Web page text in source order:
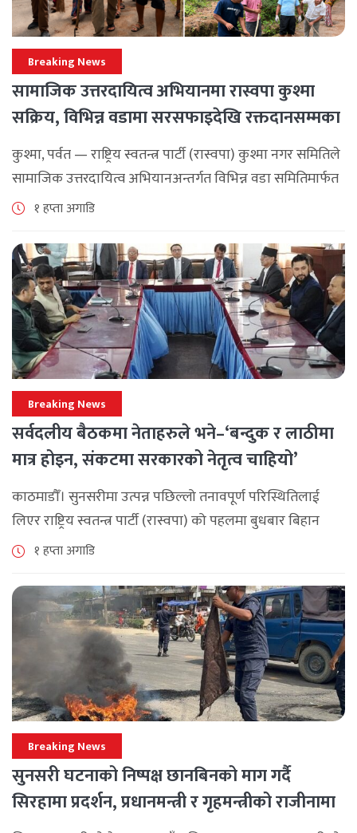
Breaking News
सामाजिक उत्तरदायित्व अभियानमा रास्वपा कुश्मा
सक्रिय, विभिन्न वडामा सरसफाइदेखि रक्तदानसम्मका
कार्यक्रम
कुश्मा, पर्वत — राष्ट्रिय स्वतन्त्र पार्टी (रास्वपा) कुश्मा नगर समितिले
सामाजिक उत्तरदायित्व अभियानअन्तर्गत विभिन्न वडा समितिमार्फत
समुदाय केन्द्रित र सेवामूलक कार्यक्रम सञ्चालन गरिरहेको जनाएको
१ हप्ता अगाडि
Breaking News
सर्वदलीय बैठकमा नेताहरुले भने–‘बन्दुक र लाठीमा
मात्र होइन, संकटमा सरकारको नेतृत्व चाहियो’
काठमाडौँ। सुनसरीमा उत्पन्न पछिल्लो तनावपूर्ण परिस्थितिलाई
लिएर राष्ट्रिय स्वतन्त्र पार्टी (रास्वपा) को पहलमा बुधबार बिहान
सिंहदरबारमा सर्वदलीय बैठक जारी छ। रास्वपाका सभापति रवि
१ हप्ता अगाडि
Breaking News
सुनसरी घटनाको निष्पक्ष छानबिनको माग गर्दै
सिरहामा प्रदर्शन, प्रधानमन्त्री र गृहमन्त्रीको राजीनामा